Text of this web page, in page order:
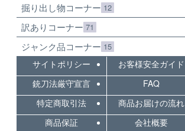
掘り出し物コーナー 12
訳ありコーナー 71
ジャンク品コーナー 15
サイトポリシー
お客様安全ガイド
銃刀法厳守宣言
FAQ
特定商取引法
商品お届けの流れ
商品保証
会社概要